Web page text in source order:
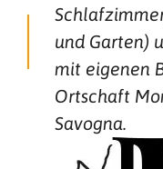
und Garten)
mit eigenen
Ortschaft
Savogna.